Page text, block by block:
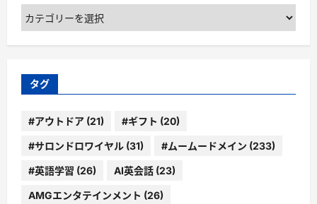
カ
テ
ゴ
ー
タグ
#アウトドア (21) #ギフト (20)
#サロンドロワイヤル (31) #ムームードメイン (233)
#英語学習 (26) AI英会話 (23)
AMGエンタテインメント (26)